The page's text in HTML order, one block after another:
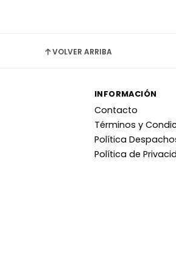
VOLVER ARRIBA
INFORMACIÓN
Contacto
Términos y
Política
Política de